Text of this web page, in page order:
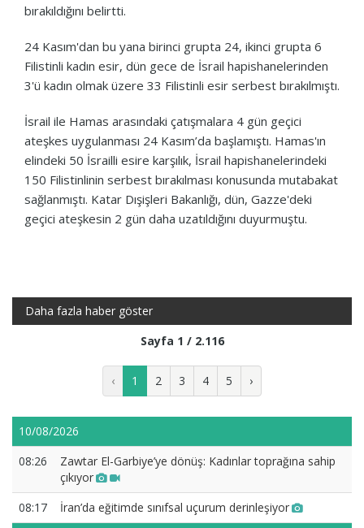
bırakıldığını belirtti.
24 Kasım'dan bu yana birinci grupta 24, ikinci grupta 6
Filistinli kadın esir, dün gece de İsrail hapishanelerinden
3'ü kadın olmak üzere 33 Filistinli esir serbest bırakılmıştı.
İsrail ile Hamas arasındaki çatışmalara 4 gün geçici
ateşkes uygulanması 24 Kasım’da başlamıştı. Hamas'ın
elindeki 50 İsrailli esire karşılık, İsrail hapishanelerindeki
150 Filistinlinin serbest bırakılması konusunda mutabakat
sağlanmıştı. Katar Dışişleri Bakanlığı, dün, Gazze'deki
geçici ateşkesin 2 gün daha uzatıldığını duyurmuştu.
Daha fazla haber göster
Sayfa 1 / 2.116
‹ 1 2 3 4 5 ›
10/08/2026
08:26
Zawtar El-Garbiye’ye dönüş: Kadınlar toprağına sahip
çıkıyor
08:17
İran’da eğitimde sınıfsal uçurum derinleşiyor